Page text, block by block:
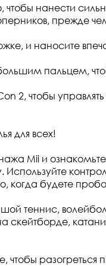
чтобы нанести
прежде
и наносите
пальцем,
2, чтобы
для всех!
Mii и
Используйте
когда будете
теннис,
скейтборде,
чтобы разогреться